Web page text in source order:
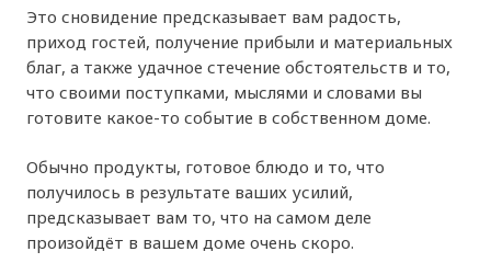
Это сновидение предсказывает вам радость,
приход гостей, получение прибыли и материальных
благ, а также удачное стечение обстоятельств и то,
что своими поступками, мыслями и словами вы
готовите какое-то событие в собственном доме.
Обычно продукты, готовое блюдо и то, что
получилось в результате ваших усилий,
предсказывает вам то, что на самом деле
произойдёт в вашем доме очень скоро.